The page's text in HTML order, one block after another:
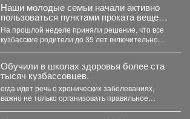
Наши молодые семьи начали активно
пользоваться пунктами проката вещей
для новорожденных.
На прошлой неделе приняли решение, что все
кузбасские родители до 35 лет включительно
Обучили в школах здоровья более ста
тысяч кузбассовцев.
огда идет речь о хронических заболеваниях,
важно не только организовать правильное